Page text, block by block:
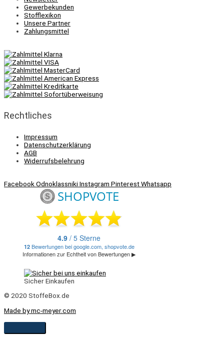
Gewerbekunden
Stofflexikon
Unsere Partner
Zahlungsmittel
Rechtliches
Impressum
Datenschutzerklärung
AGB
Widerrufsbelehrung
FacebookOdnoklassnikiInstagram PinterestWhatsapp
Sicher Einkaufen
© 2020 StoffeBox.de
Made by mc-meyer.com